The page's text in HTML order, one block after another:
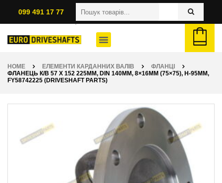
099 491 17 77
HOME ЕЛЕМЕНТИ КАРДАННИХ ВАЛІВ
ФЛАНЦІ
ФЛАНЕЦЬ К/В 57 X 152 225ММ, DIN 140ММ, 8×16ММ (75×75), H-95ММ,
FY58742225 (DRIVESHAFT PARTS)